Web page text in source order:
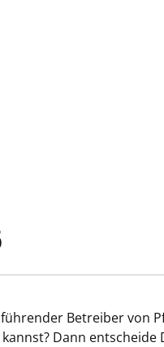
Betreiber von
Dann entscheide